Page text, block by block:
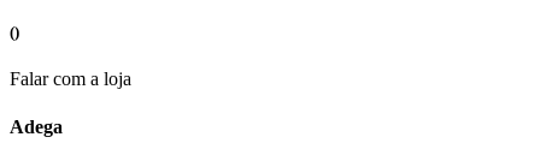
()
Falar com a loja
Adega